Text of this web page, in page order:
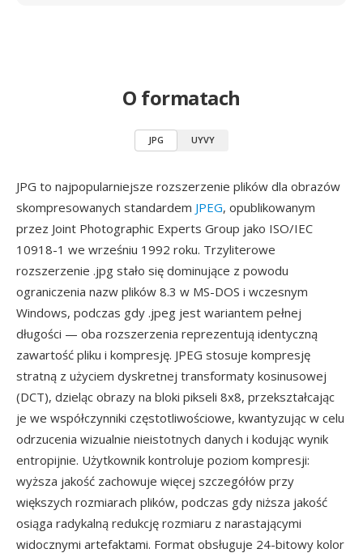
O formatach
JPG UYVY
JPG to najpopularniejsze rozszerzenie plików dla obrazów
skompresowanych standardem JPEG, opublikowanym
przez Joint Photographic Experts Group jako ISO/IEC
10918-1 we wrześniu 1992 roku. Trzyliterowe
rozszerzenie .jpg stało się dominujące z powodu
ograniczenia nazw plików 8.3 w MS-DOS i wczesnym
Windows, podczas gdy .jpeg jest wariantem pełnej
długości — oba rozszerzenia reprezentują identyczną
zawartość pliku i kompresję. JPEG stosuje kompresję
stratną z użyciem dyskretnej transformaty kosinusowej
(DCT), dzieląc obrazy na bloki pikseli 8x8, przekształcając
je we współczynniki częstotliwościowe, kwantyzując w celu
odrzucenia wizualnie nieistotnych danych i kodując wynik
entropijnie. Użytkownik kontroluje poziom kompresji:
wyższa jakość zachowuje więcej szczegółów przy
większych rozmiarach plików, podczas gdy niższa jakość
osiąga radykalną redukcję rozmiaru z narastającymi
widocznymi artefaktami. Format obsługuje 24-bitowy kolor